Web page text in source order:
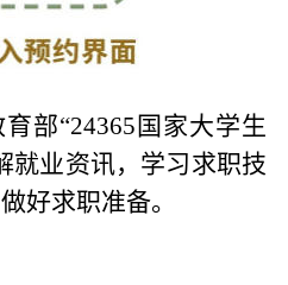
部“24365国家大学生
就业资讯，学习求职技
好求职准备。